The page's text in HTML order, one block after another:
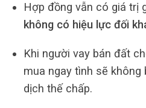
Hợp đồng vẫn có giá trị
không có hiệu lực đối
Khi người vay bán đất
mua ngay tình sẽ không
dịch thế chấp.